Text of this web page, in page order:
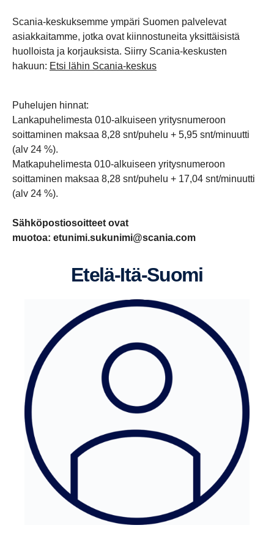
Scania-keskuksemme ympäri Suomen palvelevat
asiakkaitamme, jotka ovat kiinnostuneita yksittäisistä
huolloista ja korjauksista. Siirry Scania-keskusten
hakuun: Etsi lähin Scania-keskus
Puhelujen hinnat:
Lankapuhelimesta 010-alkuiseen yritysnumeroon
soittaminen maksaa 8,28 snt/puhelu + 5,95 snt/minuutti
(alv 24 %).
Matkapuhelimesta 010-alkuiseen yritysnumeroon
soittaminen maksaa 8,28 snt/puhelu + 17,04 snt/minuutti
(alv 24 %).
Sähköpostiosoitteet ovat
muotoa: etunimi.sukunimi@scania.com
Etelä-​​Itä-Suomi